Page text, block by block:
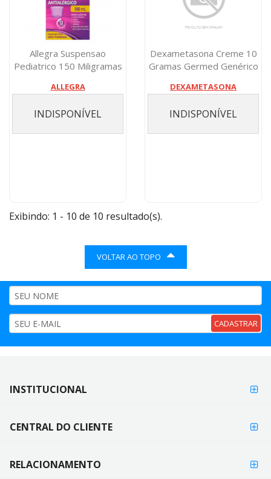
Allegra Suspensao
Pediatrico 150 Miligramas
ALLEGRA
INDISPONÍVEL
Dexametasona Creme 10
Gramas Germed Genérico
DEXAMETASONA
INDISPONÍVEL
Exibindo: 1 - 10 de 10 resultado(s).
VOLTAR AO TOPO
CADASTRAR
FORMAS
FORMAS DE
PAGAMENTO
INSTITUCIONAL
CENTRAL DO CLIENTE
RELACIONAMENTO